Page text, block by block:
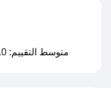
مع صحصح، تسوق
متوسط التقييم: 5.0 من 5 نجوم بواسطة 0 مستخدمين